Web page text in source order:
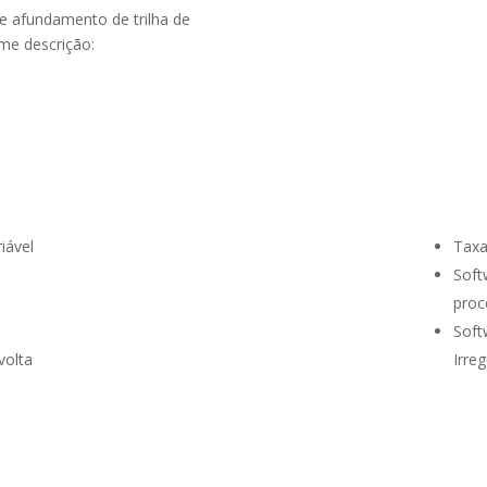
afundamento de trilha de
descrição: